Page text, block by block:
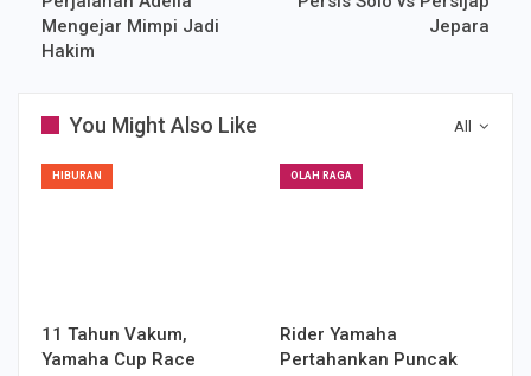
Mengejar Mimpi Jadi
Hakim
Jepara
All
You Might Also Like
HIBURAN
11 Tahun Vakum,
Yamaha Cup Race
OLAH RAGA
Rider Yamaha
Pertahankan Puncak